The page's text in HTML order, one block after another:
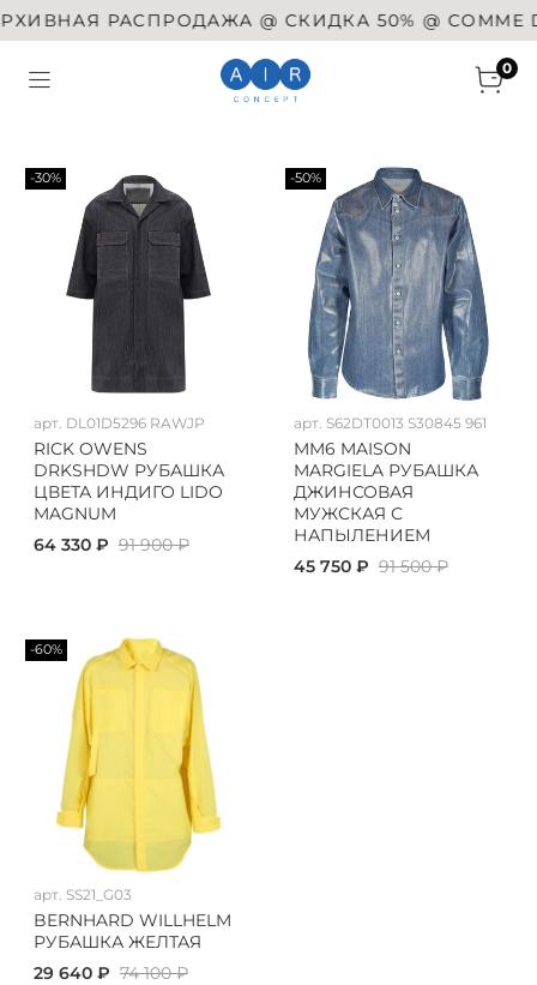
РАСПРОДАЖА @ СКИДКА 50% @ COMME DES
0
-30%
арт. DL01D5296 RAWJP
RICK OWENS
DRKSHDW РУБАШКА
ЦВЕТА ИНДИГО LIDO
MAGNUM
64 330 ₽ 91 900 ₽
-50%
арт. S62DT0013 S30845 961
MM6 MAISON
MARGIELA РУБАШКА
ДЖИНСОВАЯ
МУЖСКАЯ С
НАПЫЛЕНИЕМ
45 750 ₽ 91 500 ₽
-60%
арт. SS21_G03
BERNHARD WILLHELM
РУБАШКА ЖЕЛТАЯ
29 640 ₽ 74 100 ₽